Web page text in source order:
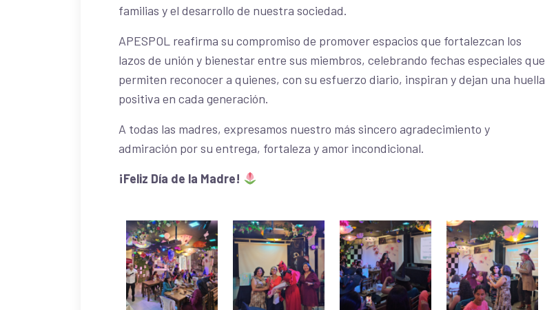
familias y el desarrollo de nuestra sociedad.
APESPOL reafirma su compromiso de promover espacios que fortalezcan los
lazos de unión y bienestar entre sus miembros, celebrando fechas especiales que
permiten reconocer a quienes, con su esfuerzo diario, inspiran y dejan una huella
positiva en cada generación.
A todas las madres, expresamos nuestro más sincero agradecimiento y
admiración por su entrega, fortaleza y amor incondicional.
¡Feliz Día de la Madre!